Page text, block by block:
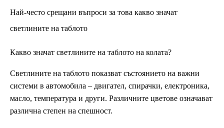
Най-често срещани въпроси за това какво значат
светлините на таблото
Какво значат светлините на таблото на колата?
Светлините на таблото показват състоянието на важни
системи в автомобила – двигател, спирачки, електроника,
масло, температура и други. Различните цветове означават
различна степен на спешност.